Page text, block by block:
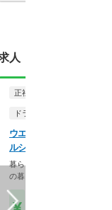
人
正社員
ドラッグストア（調剤併設
ウエルシア薬局株式会社
ルシア行田佐間店
暮らしを支える仕事だから、
の暮らしも大切に。業…